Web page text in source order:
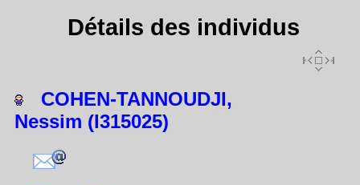
Détails des individus
COHEN-TANNOUDJI,
Nessim (I315025)